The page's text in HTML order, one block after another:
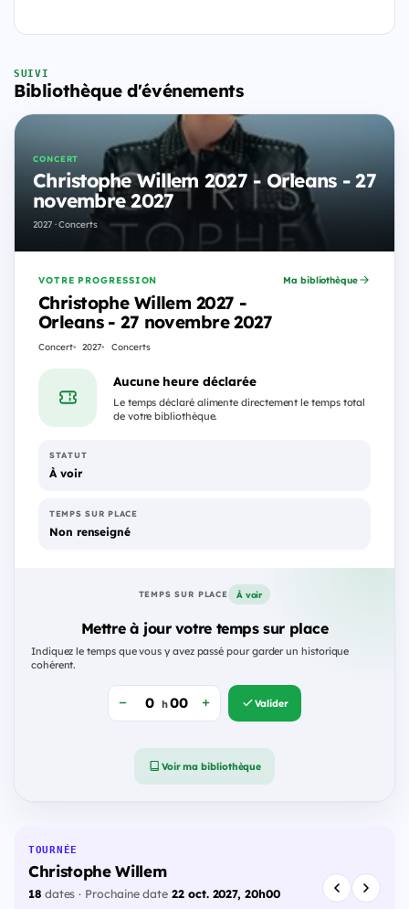
SUIVI
Bibliothèque d'événements
CONCERT
Christophe Willem 2027 - Orleans - 27
novembre 2027
2027 · Concerts
VOTRE PROGRESSION
Christophe Willem 2027 -
Orleans - 27 novembre 2027
Concert 2027 Concerts
Ma bibliothèque
Aucune heure déclarée
Le temps déclaré alimente directement le temps total
de votre bibliothèque.
STATUT
À voir
TEMPS SUR PLACE
Non renseigné
TEMPS SUR PLACE À voir
Mettre à jour votre temps sur place
Indiquez le temps que vous y avez passé pour garder un historique
cohérent.
h Valider
Voir ma bibliothèque
TOURNÉE
Christophe Willem
18dates · Prochaine date22 oct. 2027, 20h00